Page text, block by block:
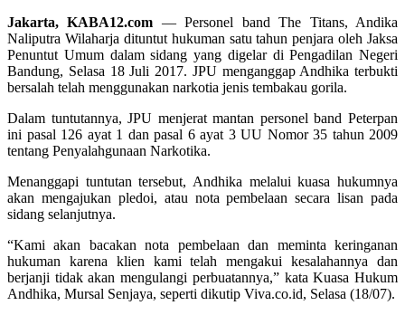
Jakarta, KABA12.com — Personel band The Titans, Andika
Naliputra Wilaharja dituntut hukuman satu tahun penjara oleh Jaksa
Penuntut Umum dalam sidang yang digelar di Pengadilan Negeri
Bandung, Selasa 18 Juli 2017. JPU menganggap Andhika terbukti
bersalah telah menggunakan narkotia jenis tembakau gorila.
Dalam tuntutannya, JPU menjerat mantan personel band Peterpan
ini pasal 126 ayat 1 dan pasal 6 ayat 3 UU Nomor 35 tahun 2009
tentang Penyalahgunaan Narkotika.
Menanggapi tuntutan tersebut, Andhika melalui kuasa hukumnya
akan mengajukan pledoi, atau nota pembelaan secara lisan pada
sidang selanjutnya.
“Kami akan bacakan nota pembelaan dan meminta keringanan
hukuman karena klien kami telah mengakui kesalahannya dan
berjanji tidak akan mengulangi perbuatannya,” kata Kuasa Hukum
Andhika, Mursal Senjaya, seperti dikutip Viva.co.id, Selasa (18/07).